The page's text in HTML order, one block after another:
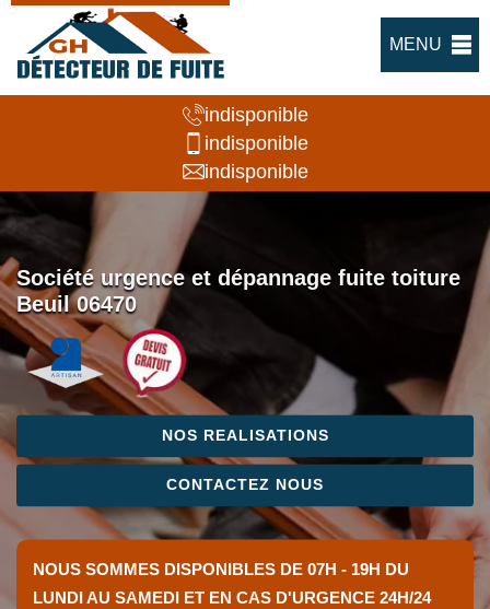
MENU
indisponible
indisponible
indisponible
Société urgence et dépannage fuite toiture
Beuil 06470
NOS REALISATIONS
CONTACTEZ NOUS
NOUS SOMMES DISPONIBLES DE 07H - 19H DU
LUNDI AU SAMEDI ET EN CAS D'URGENCE 24H/24